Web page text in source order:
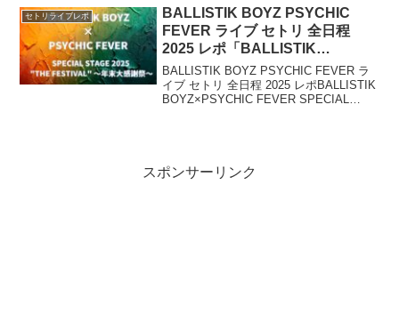
が、2025年9月18日より2度目の全国ツア
ーです。
セトリライブレポ
BALLISTIK BOYZ PSYCHIC
FEVER ライブ セトリ 全日程
2025 レポ「BALLISTIK
BOYZ×PSYCHIC FEVER
SPECIAL STAGE 2025 “THE
FESTIVAL” 〜年末大感謝祭〜」
BALLISTIK BOYZ PSYCHIC FEVER ラ
イブ セトリ 全日程 2025 レポBALLISTIK
BOYZ×PSYCHIC FEVER SPECIAL
スポンサーリンク